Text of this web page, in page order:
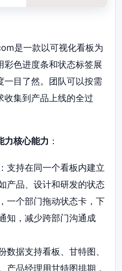
是一款以可视化看板为
彩色进度条和状态标签展
一目了然。团队可以按需
收集到产品上线的全过
力核心能力 ：
支持在同一个看板内建立
产品、设计和研发的状态
一个部门拖动状态卡，下
知，减少跨部门沟通成
数据支持看板、甘特图、
产品经理用甘特图排期，